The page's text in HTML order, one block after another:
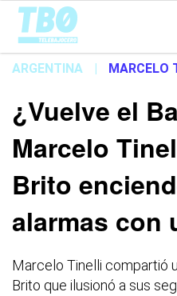
Cargando...
ARGENTINA | MARCELO
¿Vuelve el
Marcelo
Brito
alarmas con
Marcelo Tinelli compartió
Brito que ilusionó a sus